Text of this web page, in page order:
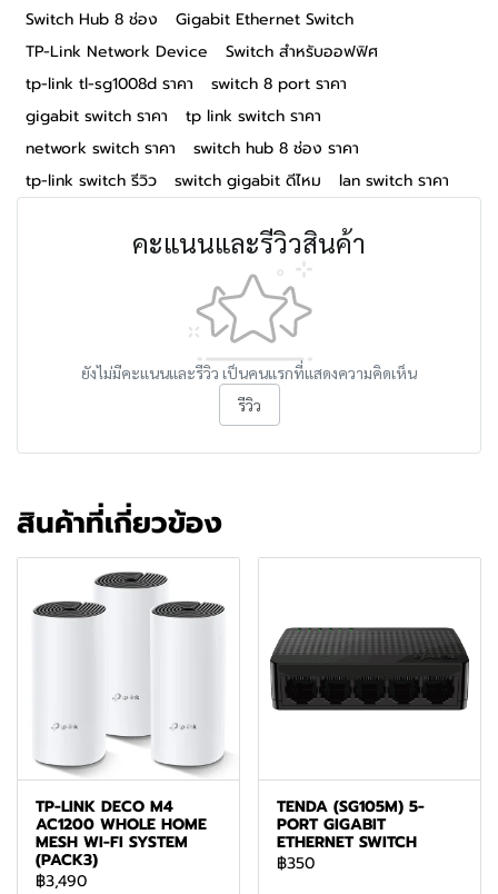
Switch Hub 8 ช่อง
Gigabit Ethernet Switch
TP-Link Network Device
Switch สำหรับออฟฟิศ
tp-link tl-sg1008d ราคา
switch 8 port ราคา
gigabit switch ราคา
tp link switch ราคา
network switch ราคา
switch hub 8 ช่อง ราคา
tp-link switch รีวิว
switch gigabit ดีไหม lan switch ราคา
คะแนนและรีวิวสินค้า
ยังไม่มีคะแนนและรีวิว เป็นคนแรกที่แสดงความคิดเห็น
รีวิว
สินค้าที่เกี่ยวข้อง
TP-LINK DECO M4
AC1200 WHOLE HOME
MESH WI-FI SYSTEM
(PACK3)
฿3,490
TENDA (SG105M) 5-
PORT GIGABIT
ETHERNET SWITCH
฿350